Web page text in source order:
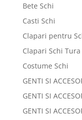
Bete Schi
Casti Schi
Clapari pentru
Clapari Schi
Costume Schi
GENTI SI
GENTI SI
GENTI SI